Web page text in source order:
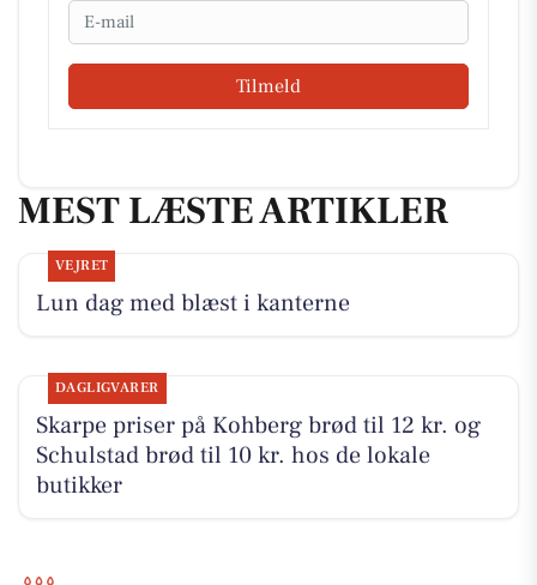
Email
Tilmeld
MEST LÆSTE ARTIKLER
VEJRET
Lun dag med blæst i kanterne
DAGLIGVARER
Skarpe priser på Kohberg brød til 12 kr. og
Schulstad brød til 10 kr. hos de lokale
butikker